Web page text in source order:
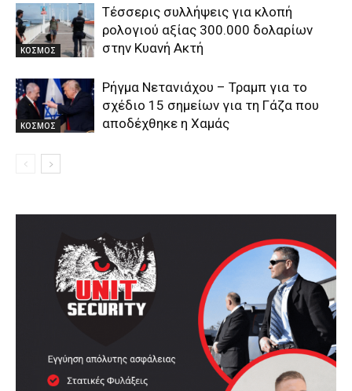
ΚΟΣΜΟΣ
Τέσσερις συλλήψεις για κλοπή
ρολογιού αξίας 300.000 δολαρίων
στην Κυανή Ακτή
ΚΟΣΜΟΣ
Ρήγμα Νετανιάχου – Τραμπ για το
σχέδιο 15 σημείων για τη Γάζα που
αποδέχθηκε η Χαμάς